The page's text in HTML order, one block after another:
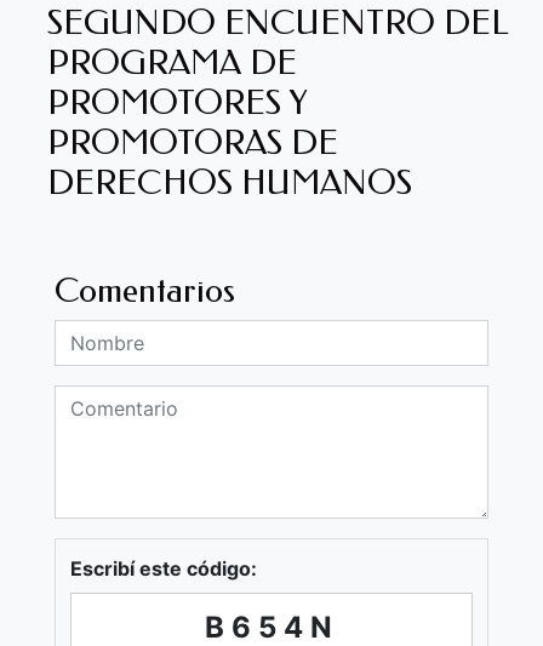
SEGUNDO ENCUENTRO DEL
PROGRAMA DE
PROMOTORES Y
PROMOTORAS DE
DERECHOS HUMANOS
Comentarios
Escribí este código:
B654N